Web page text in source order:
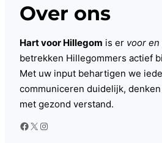
Over ons
Hart voor Hillegom is er voor
betrekken Hillegommers actief
Met uw input behartigen we
communiceren duidelijk,
met gezond verstand.
Facebook X Instagram